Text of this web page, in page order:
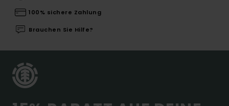
100% sichere Zahlung
Brauchen Sie Hilfe?